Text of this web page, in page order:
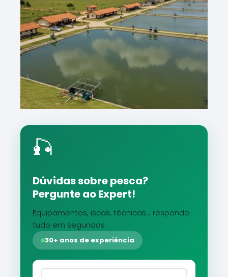
🎣
Dúvidas sobre pesca?
Pergunte ao Expert!
Equipamentos, iscas, técnicas... respondo
tudo em segundos
30+ anos de experiência